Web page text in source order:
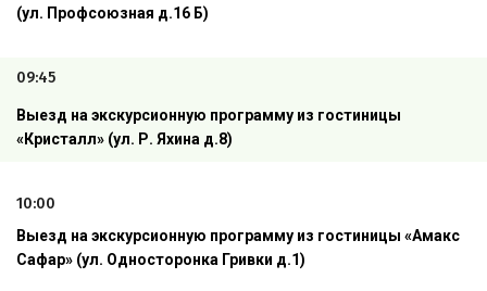
(ул. Профсоюзная д.16 Б)
09:45
Выезд на экскурсионную программу из гостиницы
«Кристалл» (ул. Р. Яхина д.8)
10:00
Выезд на экскурсионную программу из гостиницы «Амакс
Сафар» (ул. Односторонка Гривки д.1)